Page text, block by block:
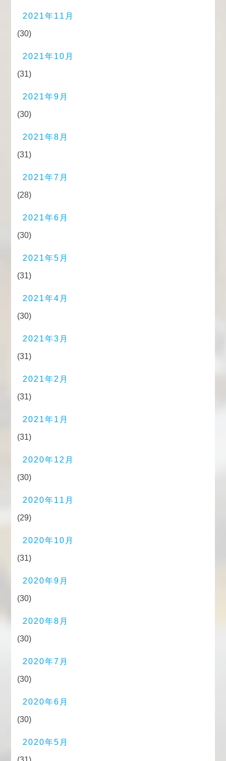
2021年11月
(30)
2021年10月
(31)
2021年9月
(30)
2021年8月
(31)
2021年7月
(28)
2021年6月
(30)
2021年5月
(31)
2021年4月
(30)
2021年3月
(31)
2021年2月
(31)
2021年1月
(31)
2020年12月
(30)
2020年11月
(29)
2020年10月
(31)
2020年9月
(30)
2020年8月
(30)
2020年7月
(30)
2020年6月
(30)
2020年5月